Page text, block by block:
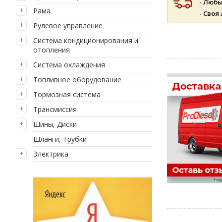
Рама
Рулевое управление
Система кондиционирования и
отопления
Система охлаждения
Топливное оборудование
Тормозная система
Трансмиссия
Шины, Диски
Шланги, Трубки
Электрика
- Своя